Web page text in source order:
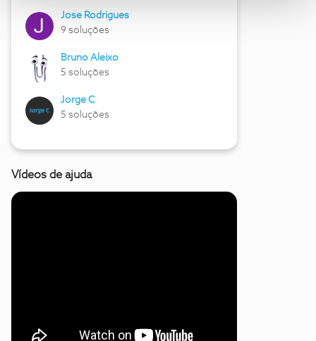
Jose Rodrigues
9 soluções
Bruno Aleixo
5 soluções
Jorge C
5 soluções
Vídeos de ajuda